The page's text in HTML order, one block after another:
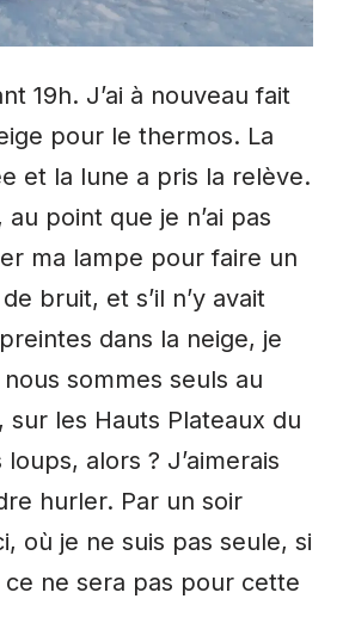
19h. J’ai à nouveau fait
pour le thermos. La
et la lune a pris la relève.
point que je n’ai pas
ma lampe pour faire un
bruit, et s’il n’y avait
dans la neige, je
sommes seuls au
sur les Hauts Plateaux du
alors ? J’aimerais
hurler. Par un soir
où je ne suis pas seule, si
ce ne sera pas pour cette